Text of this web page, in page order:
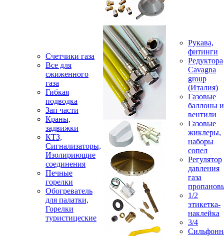
Счетчики газа
Все для
сжиженного
газа
Гибкая
подводка
Зап части
Краны,
задвижки
КТЗ,
Сигнализаторы,
Изолириющие
соединения
Печные
горелки
Обогреватель
для палатки,
Горелки
туристицеские
Рукава,
фитинги
Редуктора
Cavagna
group
(Италия)
Газовые
баллоны и
вентили
Газовые
жиклеры,
наборы
сопел
Регулятор
давления
газа
1/2
этикетка-
наклейка
3/4